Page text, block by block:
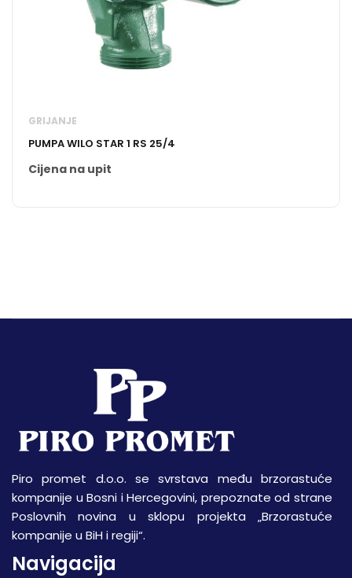
GRIJANJE
PUMPA WILO STAR 1 RS 25/4
Cijena na upit
Piro promet d.o.o. se svrstava među brzorastuće
kompanije u Bosni i Hercegovini, prepoznate od strane
Poslovnih novina u sklopu projekta „Brzorastuće
kompanije u BiH i regiji“.
Navigacija